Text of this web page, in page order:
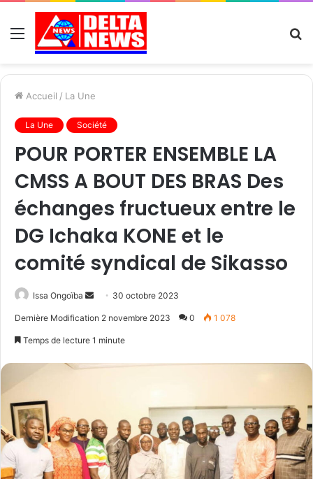
Menu
Accueil / La Une
La Une Société
POUR PORTER ENSEMBLE LA
CMSS A BOUT DES BRAS Des
échanges fructueux entre le
DG Ichaka KONE et le
comité syndical de Sikasso
Issa Ongoïba
Send 30 octobre 2023
Dernière Modification 2 novembre 2023 0 1 078
Temps de lecture 1 minute